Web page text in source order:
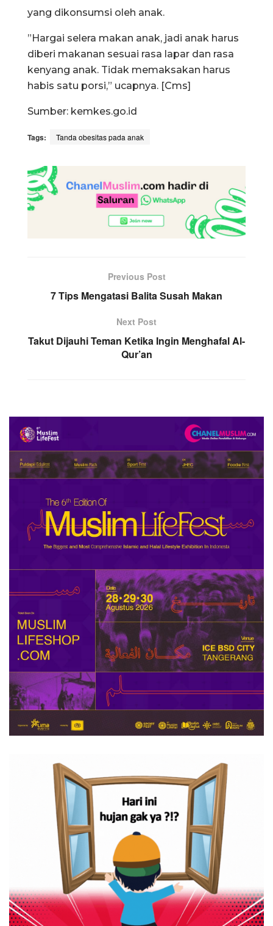
yang dikonsumsi oleh anak.
”Hargai selera makan anak, jadi anak harus
diberi makanan sesuai rasa lapar dan rasa
kenyang anak. Tidak memaksakan harus
habis satu porsi,” ucapnya. [Cms]
Sumber: kemkes.go.id
Tags: Tanda obesitas pada anak
Previous Post
7 Tips Mengatasi Balita Susah Makan
Next Post
Takut Dijauhi Teman Ketika Ingin Menghafal Al-
Qur’an